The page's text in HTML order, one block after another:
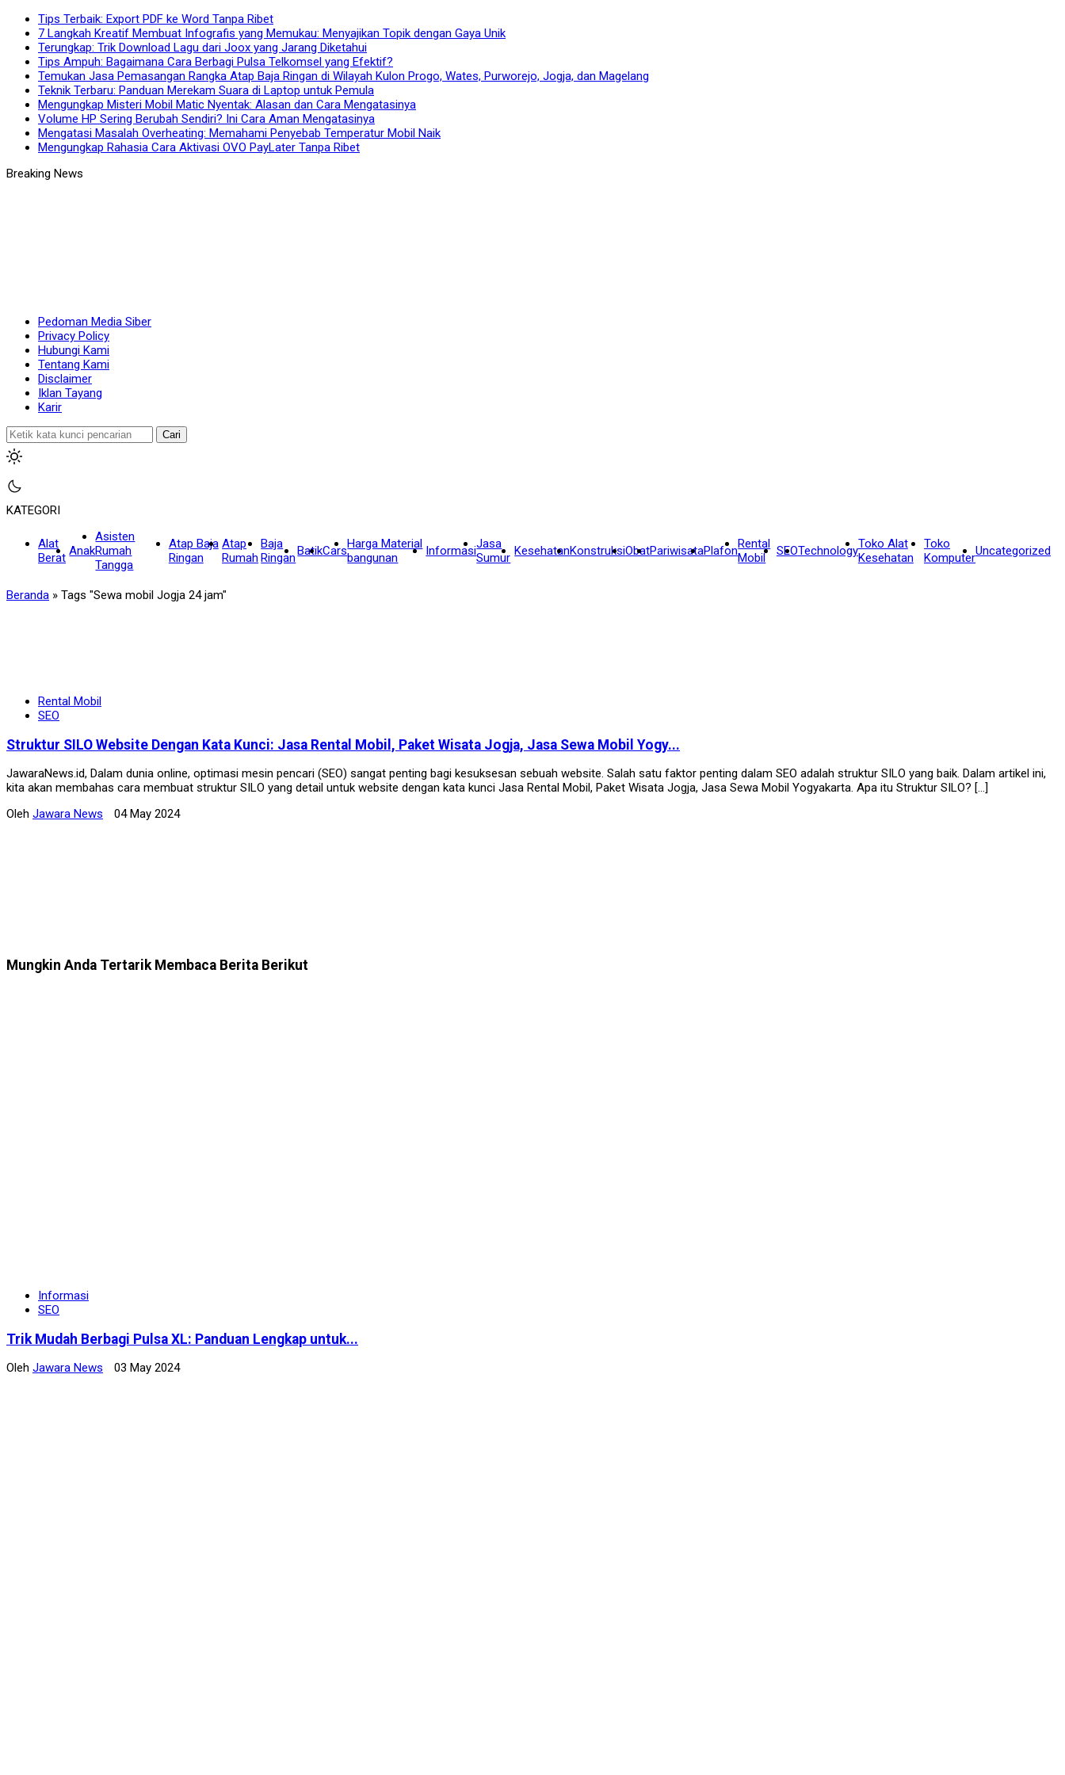
Tips Terbaik: Export PDF ke Word Tanpa Ribet
7 Langkah Kreatif Membuat Infografis yang Memukau: Menyajikan Topik dengan Gaya Unik
Terungkap: Trik Download Lagu dari Joox yang Jarang Diketahui
Tips Ampuh: Bagaimana Cara Berbagi Pulsa Telkomsel yang Efektif?
Temukan Jasa Pemasangan Rangka Atap Baja Ringan di Wilayah Kulon Progo, Wates, Purworejo, Jogja, dan Magelang
Teknik Terbaru: Panduan Merekam Suara di Laptop untuk Pemula
Mengungkap Misteri Mobil Matic Nyentak: Alasan dan Cara Mengatasinya
Volume HP Sering Berubah Sendiri? Ini Cara Aman Mengatasinya
Mengatasi Masalah Overheating: Memahami Penyebab Temperatur Mobil Naik
Mengungkap Rahasia Cara Aktivasi OVO PayLater Tanpa Ribet
Pedoman Media Siber
Privacy Policy
Hubungi Kami
Tentang Kami
Disclaimer
Iklan Tayang
Karir
Cari
KATEGORI
Alat
Berat Anak
Asisten
Rumah
Tangga
Atap Baja
Ringan
Atap
Rumah
Baja
RinganBatikCarsHarga Material
bangunan
InformasiJasa
Sumur KesehatanKonstruksiObatPariwisataPlafonRental
Mobil
SEOTechnologyToko Alat
Kesehatan
Toko
KomputerUncategorized
Beranda » Tags "Sewa mobil Jogja 24 jam"
Rental Mobil
SEO
Struktur SILO Website Dengan Kata Kunci: Jasa Rental Mobil, Paket Wisata Jogja, Jasa Sewa Mobil Yogy...
JawaraNews.id, Dalam dunia online, optimasi mesin pencari (SEO) sangat penting bagi kesuksesan sebuah website. Salah satu faktor penting dalam SEO adalah struktur SILO yang baik. Dalam artikel ini,
kita akan membahas cara membuat struktur SILO yang detail untuk website dengan kata kunci Jasa Rental Mobil, Paket Wisata Jogja, Jasa Sewa Mobil Yogyakarta. Apa itu Struktur SILO? […]
Oleh Jawara News 04 May 2024
Mungkin Anda Tertarik Membaca Berita Berikut
Informasi
SEO
Trik Mudah Berbagi Pulsa XL: Panduan Lengkap untuk...
Oleh Jawara News 03 May 2024